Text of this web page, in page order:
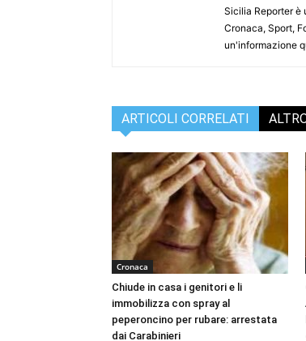
Sicilia Reporter è
Cronaca, Sport,
un'informazione
ARTICOLI CORRELATI
Cronaca
Chiude in casa i genitori e li
immobilizza con spray al
peperoncino per rubare: arrestata
dai Carabinieri